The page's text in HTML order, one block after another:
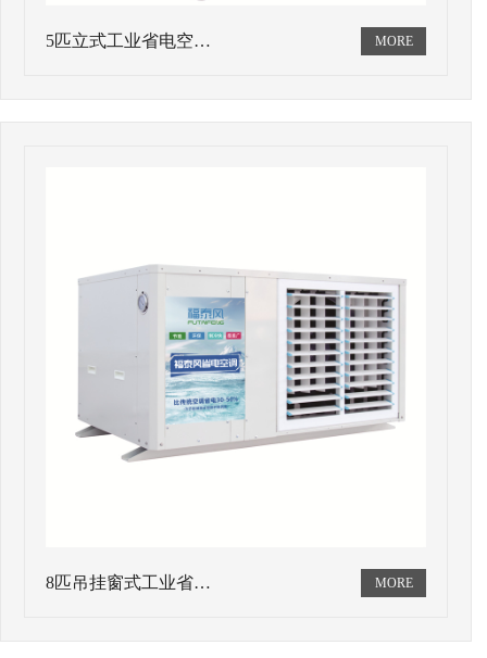
5匹立式工业省电空…
8匹吊挂窗式工业省…